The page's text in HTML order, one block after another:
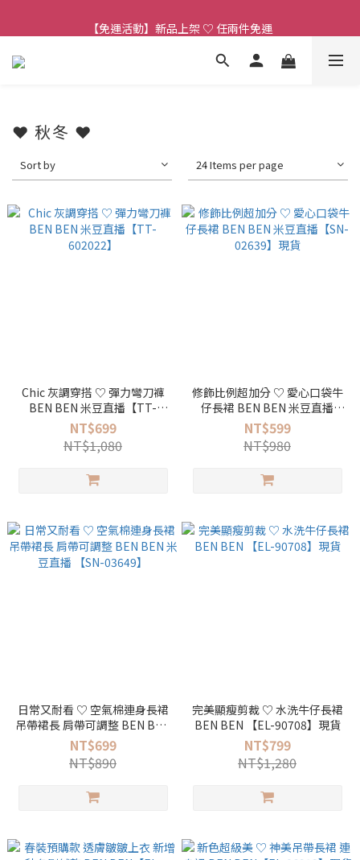
【客服時段】平日 𝟏𝟎:𝟎𝟎 - 𝟏𝟕:𝟎𝟎 (例假日公休 敬請見諒)
❤ 秋冬 ❤
Sort by 24 Items per page
Chic 灰調穿搭 ♡ 彈力彎刀褲
BEN BEN 米豆直播【TT-
602022】
NT$699
NT$1,080
修飾比例超加分 ♡ 愛心口袋牛
仔長裙 BEN BEN 米豆直播
【SN-02639】現貨
NT$599
NT$980
日常又耐看 ♡ 空氣棉連身長裙
吊帶裙長 肩帶可調整 BEN BEN
米豆直播 【SN-03649】
NT$699
NT$890
完美顯瘦剪裁 ♡ 水洗牛仔長裙
BEN BEN 【EL-90708】現貨
NT$799
NT$1,280